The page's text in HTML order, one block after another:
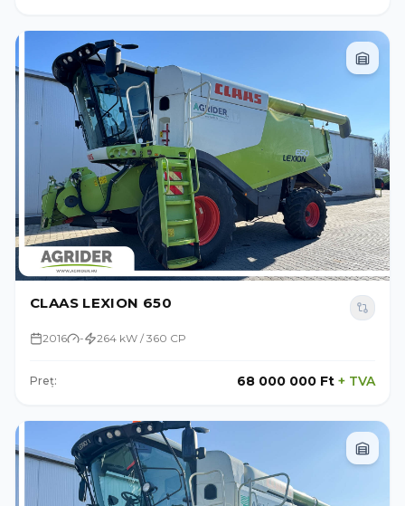
CLAAS LEXION 650
2016 - 264 kW / 360 CP
Preț: 68 000 000 Ft + TVA